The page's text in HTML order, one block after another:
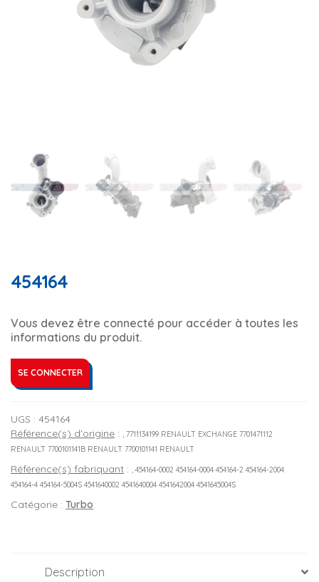
454164
Vous devez être connecté pour accéder à toutes les
informations du produit.
SE CONNECTER
UGS : 454164
Référence(s) d'origine : , 7711134199 RENAULT EXCHANGE 7701471112
RENAULT 7700101141B RENAULT 7700101141 RENAULT
Référence(s) fabriquant : , 454164-0002 454164-0004 454164-2 454164-2004
454164-4 454164-5004S 4541640002 4541640004 4541642004 4541645004S
Catégorie : Turbo
Description